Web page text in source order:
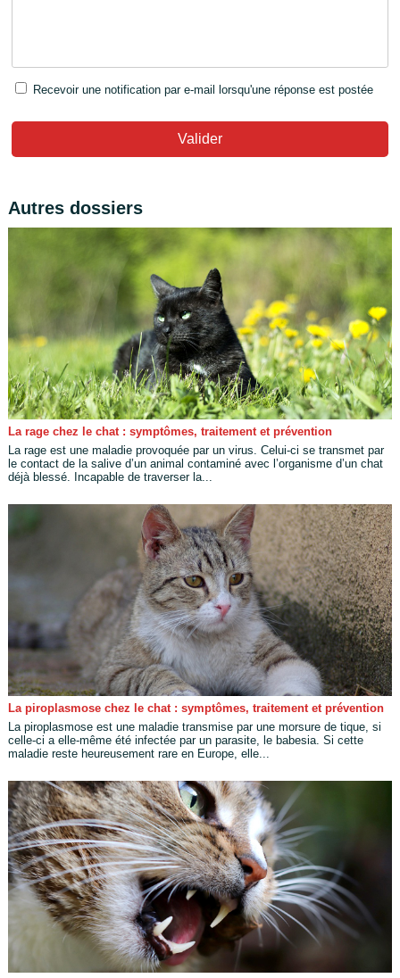
Recevoir une notification par e-mail lorsqu'une réponse est postée
Valider
Autres dossiers
La rage chez le chat : symptômes, traitement et prévention
La rage est une maladie provoquée par un virus. Celui-ci se transmet par
le contact de la salive d’un animal contaminé avec l’organisme d’un chat
déjà blessé. Incapable de traverser la...
La piroplasmose chez le chat : symptômes, traitement et prévention
La piroplasmose est une maladie transmise par une morsure de tique, si
celle-ci a elle-même été infectée par un parasite, le babesia. Si cette
maladie reste heureusement rare en Europe, elle...